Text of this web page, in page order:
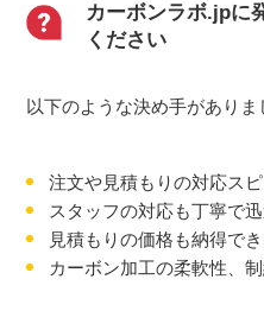
カーボンラボ.jpに
ください
以下のような決め手がありま
注文や見積もりの対応ス
スタッフの対応も丁寧で
見積もりの価格も納得で
カーボン加工の柔軟性、